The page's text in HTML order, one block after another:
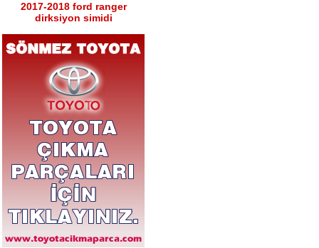
2017-2018 ford ranger
dirksiyon simidi
sol tabla
2017-2018 ford ranger sağ
sol tabla
Ürün Kodu : 2017-2018 ford ranger arka